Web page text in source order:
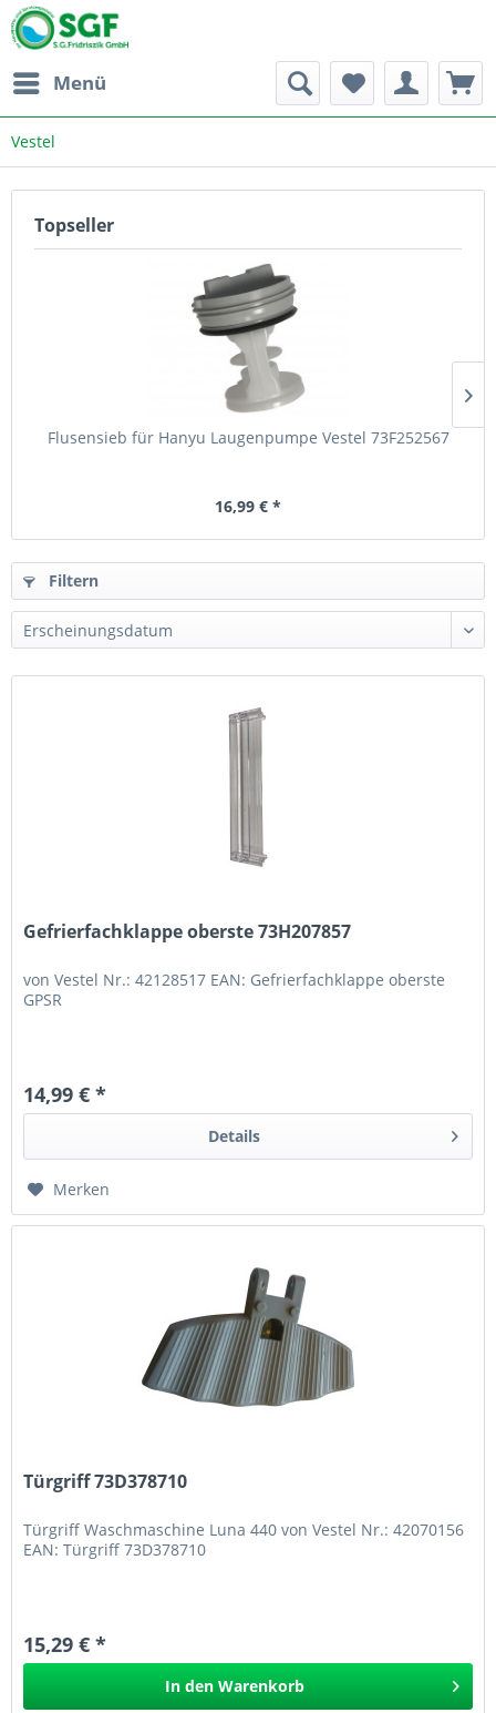
Menü
Vestel
Topseller
Flusensieb für Hanyu Laugenpumpe Vestel 73F252567
16,99 € *
Filtern
Gefrierfachklappe oberste 73H207857
von Vestel Nr.: 42128517 EAN: Gefrierfachklappe oberste
GPSR
14,99 € *
Details
Merken
Türgriff 73D378710
Türgriff Waschmaschine Luna 440 von Vestel Nr.: 42070156
EAN: Türgriff 73D378710
15,29 € *
In den Warenkorb